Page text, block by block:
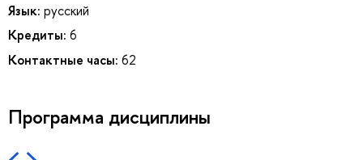
Язык: русский
Кредиты: 6
Контактные часы: 62
Программа дисциплины